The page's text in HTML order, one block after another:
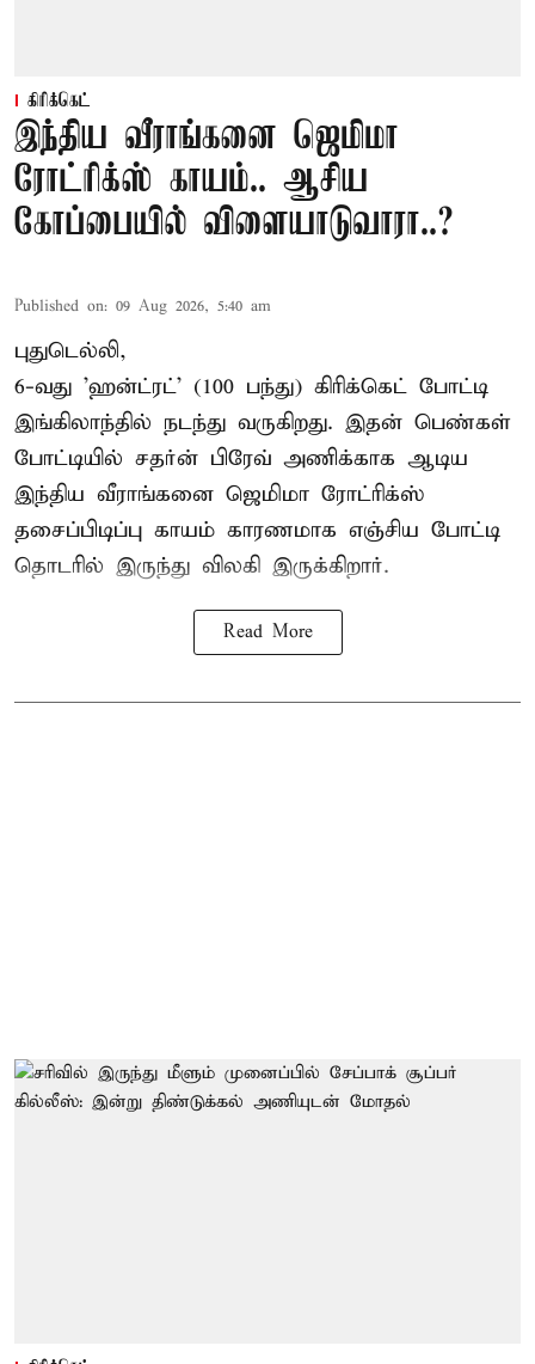
கிரிக்கெட்
இந்திய வீராங்கனை ஜெமிமா
ரோட்ரிக்ஸ் காயம்.. ஆசிய
கோப்பையில் விளையாடுவாரா..?
Published on: 09 Aug 2026, 5:40 am
புதுடெல்லி,
6-வது 'ஹன்ட்ரட்' (100 பந்து) கிரிக்கெட் போட்டி
இங்கிலாந்தில் நடந்து வருகிறது. இதன் பெண்கள்
போட்டியில் சதர்ன் பிரேவ் அணிக்காக ஆடிய
இந்திய வீராங்கனை ஜெமிமா ரோட்ரிக்ஸ்
தசைப்பிடிப்பு காயம் காரணமாக எஞ்சிய போட்டி
தொடரில் இருந்து விலகி இருக்கிறார்.
Read More